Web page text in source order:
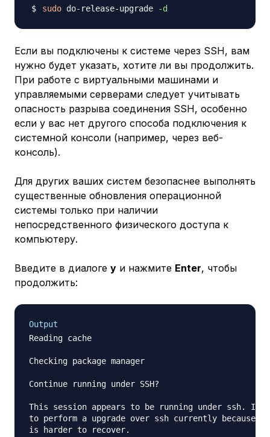
sudo do-release-upgrade -d
Если вы подключены к системе через SSH, вам
нужно будет указать, хотите ли вы продолжить.
При работе с виртуальными машинами и
управляемыми серверами следует учитывать
опасность разрыва соединения SSH, особенно
если у вас нет другого способа подключения к
системной консоли (например, через веб-
консоль).
Для других ваших систем безопаснее выполнять
существенные обновления операционной
системы только при наличии
непосредственного физического доступа к
компьютеру.
Введите в диалоге y и нажмите Enter, чтобы
продолжить:
Output
Reading cache
Checking package manager
Continue running under SSH?
This session appears to be running under ssh. It is
to perform a upgrade over ssh currently
is harder to recover.